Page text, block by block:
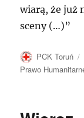
wiarą, że już
sceny (…)”
Autor
PCK Toruń
Prawo